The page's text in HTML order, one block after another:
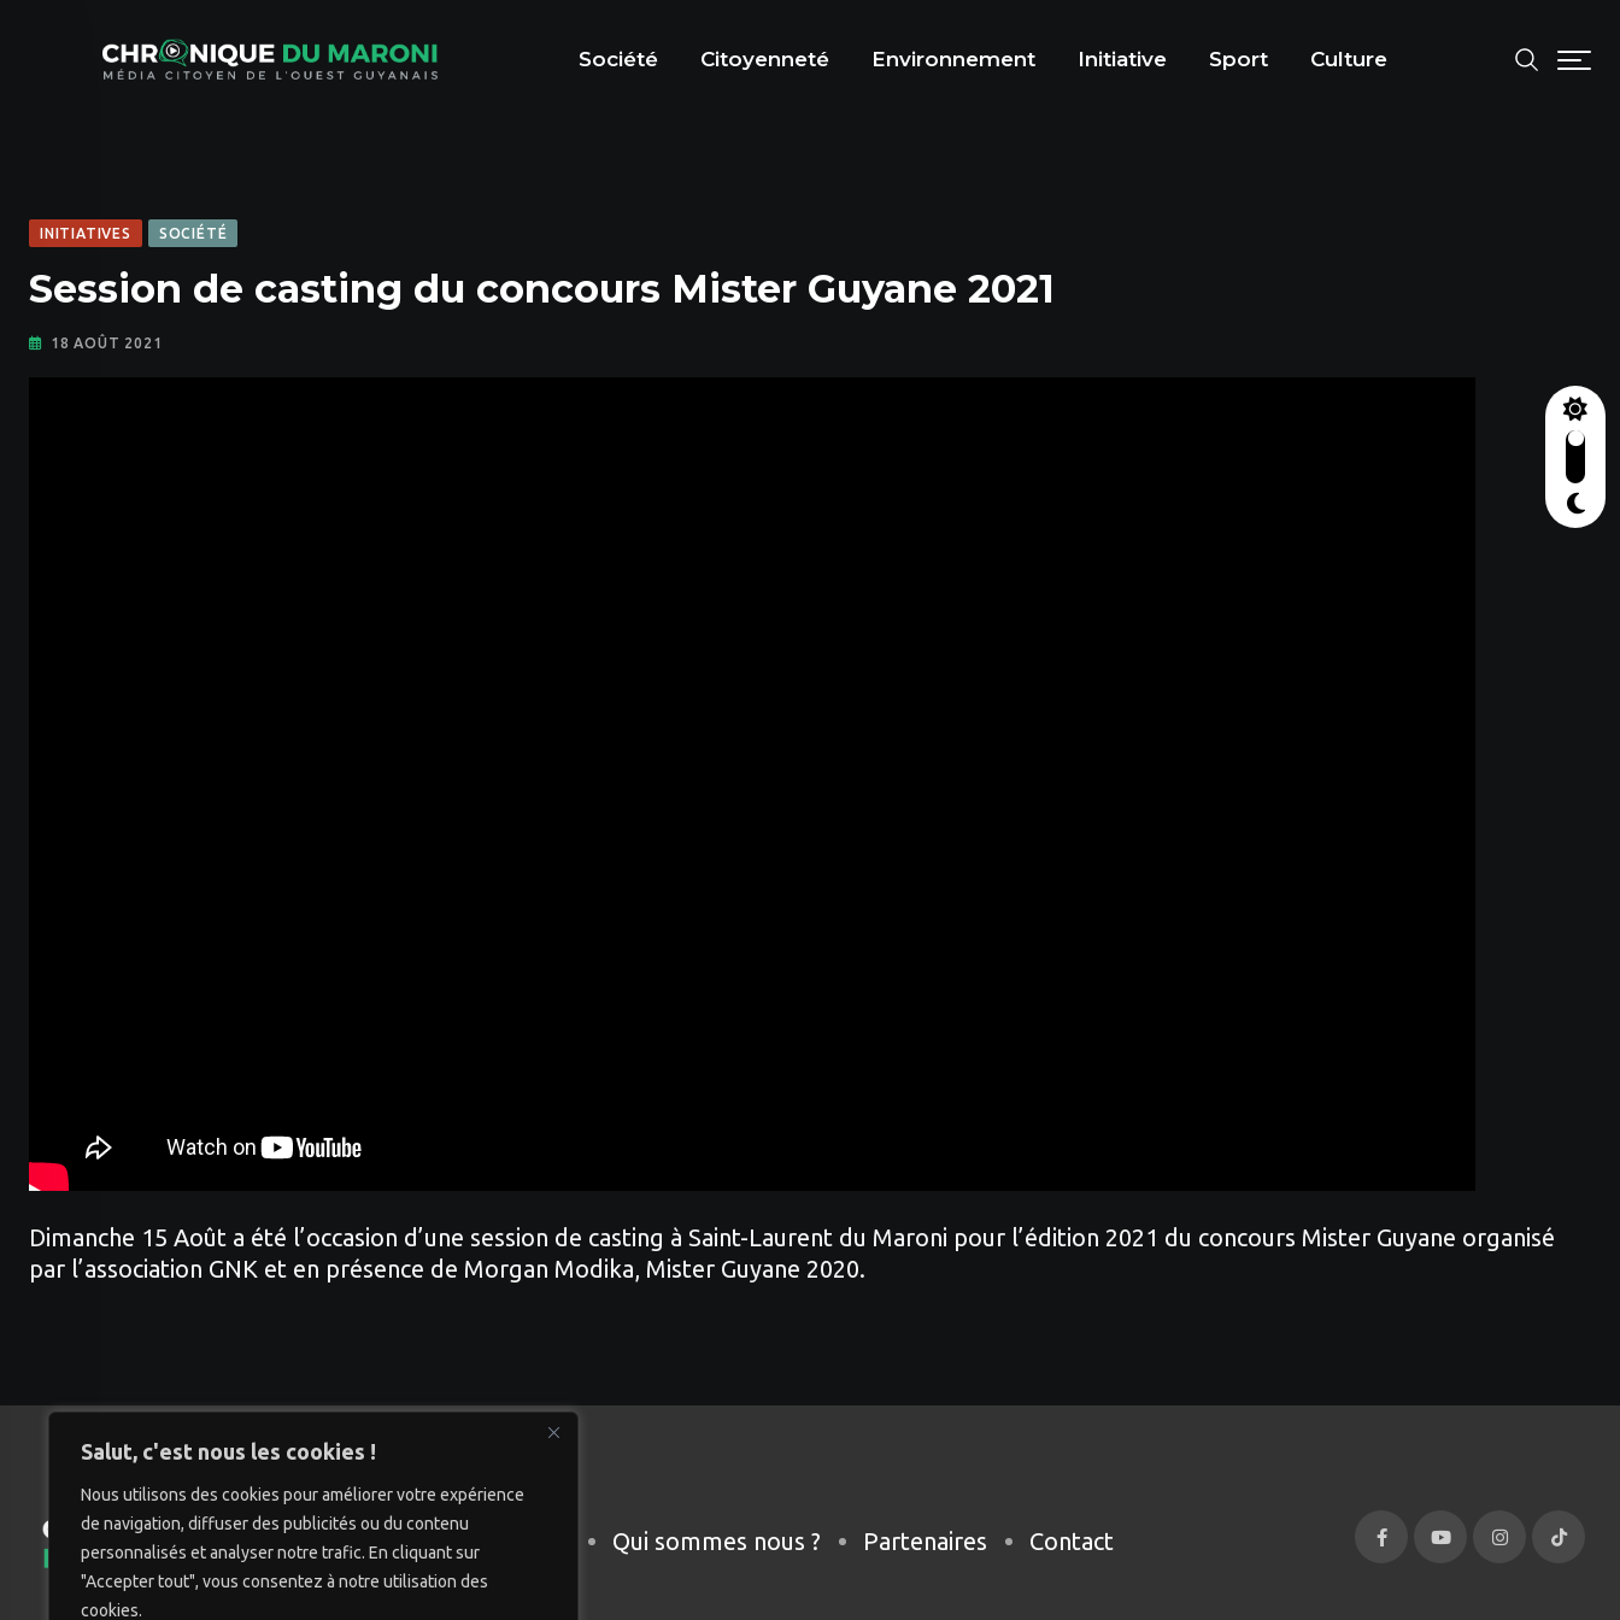
Salut, c'est nous les cookies !
Nous utilisons des cookies pour améliorer votre expérience
de navigation, diffuser des publicités ou du contenu
personnalisés et analyser notre trafic. En cliquant sur
"Accepter tout", vous consentez à notre utilisation des
cookies.
Société Citoyenneté Environnement Initiative Sport Culture
INITIATIVES SOCIÉTÉ
Session de casting du concours Mister Guyane 2021
18 AOÛT 2021
Dimanche 15 Août a été l’occasion d’une session de casting à Saint-Laurent du Maroni pour l’édition 2021 du concours Mister Guyane organisé
par l’association GNK et en présence de Morgan Modika, Mister Guyane 2020.
Qui sommes nous ? Partenaires Contact